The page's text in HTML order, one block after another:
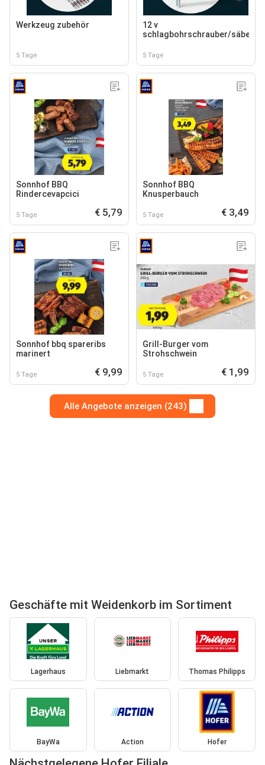
Werkzeug zubehör
5 Tage
12 v
schlagbohrschrauber/
5 Tage
Sonnhof BBQ
Rindercevapcici
5 Tage € 5,79
Sonnhof BBQ
Knusperbauch
5 Tage € 3,49
Sonnhof bbq spareribs
marinert
5 Tage € 9,99
Grill-Burger vom
Strohschwein
5 Tage € 1,99
Alle Angebote anzeigen (243)
Geschäfte mit Weidenkorb im Sortiment
Lagerhaus Liebmarkt Thomas Philipps
BayWa Action Hofer